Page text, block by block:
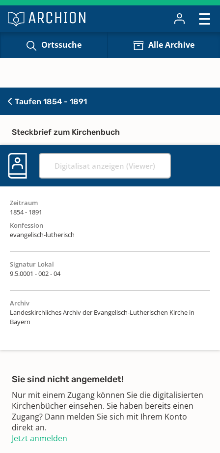
Ortssuche Alle Archive
Taufen 1854 - 1891
Steckbrief zum Kirchenbuch
Digitalisat anzeigen (Viewer)
Zeitraum
1854 - 1891
Konfession
evangelisch-lutherisch
Signatur Lokal
9.5.0001 - 002 - 04
Archiv
Landeskirchliches Archiv der Evangelisch-Lutherischen Kirche in
Bayern
Sie sind nicht angemeldet!
Nur mit einem Zugang können Sie die digitalisierten
Kirchenbücher einsehen. Sie haben bereits einen
Zugang? Dann melden Sie sich mit Ihrem Konto
direkt an.
Jetzt anmelden